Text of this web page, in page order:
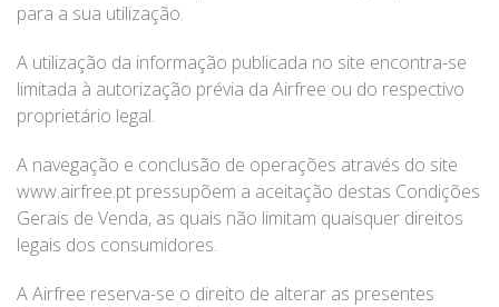
para a sua utilização.
A utilização da informação publicada no site encontra-se
limitada à autorização prévia da Airfree ou do respectivo
proprietário legal.
A navegação e conclusão de operações através do site
www.airfree.pt pressupõem a aceitação destas Condições
Gerais de Venda, as quais não limitam quaisquer direitos
legais dos consumidores.
A Airfree reserva-se o direito de alterar as presentes